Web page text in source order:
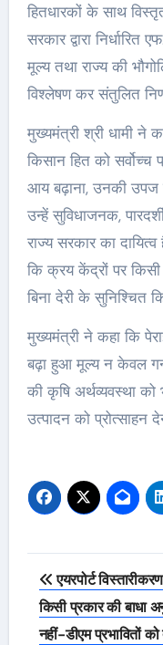
हितधारकों के साथ
सरकार द्वारा निर्धारित
मूल्य तथा राज्य की
विश्लेषण कर संतुलित
मुख्यमंत्री श्री धामी ने
किसान हित को सर्वोच्च
आय बढ़ाना, उनकी उपज
उन्हें सुविधाजनक,
राज्य सरकार का
कि क्रय केंद्रों पर
बिना देरी के सुनिश्चित
मुख्यमंत्री ने कहा कि
बढ़ा हुआ मूल्य न केवल
की कृषि अर्थव्यवस्था को
उत्पादन को प्रोत्साहन
Post
एयरपोर्ट
किसी प्रकार की बाधा
नहीं-डीएम प्रभावितों